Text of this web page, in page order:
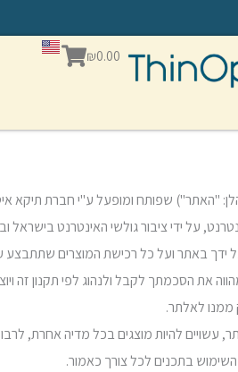
₪0.00 עגלת
קניות
על ידי ציבור גולשי האינטרנט בישראל
את הסכמתך לקבל ולנהוג לפי תקנון
לאלתר.
עשויים להיות מוצגים בכל מדיה אחרת,
בתכנים לכל צורך כאמור.